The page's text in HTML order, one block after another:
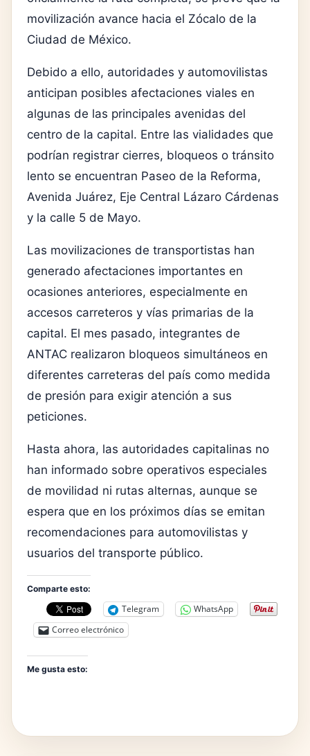
movilización avance hacia el Zócalo de la
Ciudad de México.
Debido a ello, autoridades y automovilistas
anticipan posibles afectaciones viales en
algunas de las principales avenidas del
centro de la capital. Entre las vialidades que
podrían registrar cierres, bloqueos o tránsito
lento se encuentran Paseo de la Reforma,
Avenida Juárez, Eje Central Lázaro Cárdenas
y la calle 5 de Mayo.
Las movilizaciones de transportistas han
generado afectaciones importantes en
ocasiones anteriores, especialmente en
accesos carreteros y vías primarias de la
capital. El mes pasado, integrantes de
ANTAC realizaron bloqueos simultáneos en
diferentes carreteras del país como medida
de presión para exigir atención a sus
peticiones.
Hasta ahora, las autoridades capitalinas no
han informado sobre operativos especiales
de movilidad ni rutas alternas, aunque se
espera que en los próximos días se emitan
recomendaciones para automovilistas y
usuarios del transporte público.
Comparte esto:
Telegram
WhatsApp
Correo electrónico
Me gusta esto: